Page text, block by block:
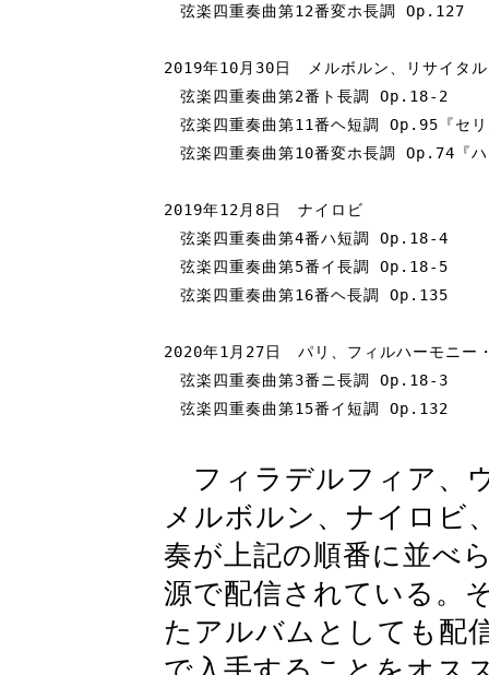
弦楽四重奏曲第12番変ホ長調 Op.127
2019年10月30日　メルボルン、リサイタ
弦楽四重奏曲第2番ト長調 Op.18-2
弦楽四重奏曲第11番ヘ短調 Op.95『セリ
弦楽四重奏曲第10番変ホ長調 Op.74『ハ
2019年12月8日　ナイロビ
弦楽四重奏曲第4番ハ短調 Op.18-4
弦楽四重奏曲第5番イ長調 Op.18-5
弦楽四重奏曲第16番ヘ長調 Op.135
2020年1月27日　パリ、フィルハーモニー
弦楽四重奏曲第3番ニ長調 Op.18-3
フィラデルフィア、
メルボルン、ナイロビ
奏が上記の順番に並べ
源で配信されている。
たアルバムとしても配